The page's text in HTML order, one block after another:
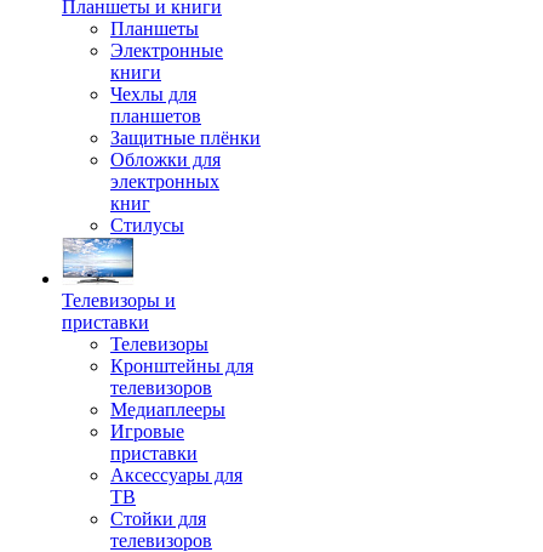
Планшеты и книги
Планшеты
Электронные
книги
Чехлы для
планшетов
Защитные плёнки
Обложки для
электронных
книг
Стилусы
Телевизоры и
приставки
Телевизоры
Кронштейны для
телевизоров
Медиаплееры
Игровые
приставки
Аксессуары для
ТВ
Стойки для
телевизоров